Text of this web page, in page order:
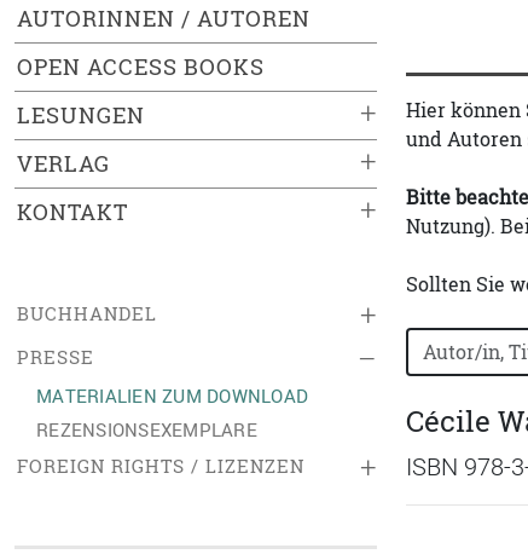
AUTORINNEN / AUTOREN
OPEN ACCESS BOOKS
+
LESUNGEN
+
VERLAG
+
KONTAKT
+
BUCHHANDEL
–
PRESSE
MATERIALIEN ZUM DOWNLOAD
REZENSIONSEXEMPLARE
+
FOREIGN RIGHTS / LIZENZEN
Hier können
und Autoren
Bitte
Nutzung).
Sollten Sie
Bücher
Cécile
ISBN 978-